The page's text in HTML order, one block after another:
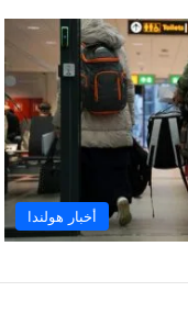
أخبار هولندا